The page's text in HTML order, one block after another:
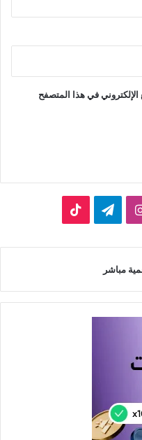
في هذا المتصفح
انستقرامتيلقرام
مباشر